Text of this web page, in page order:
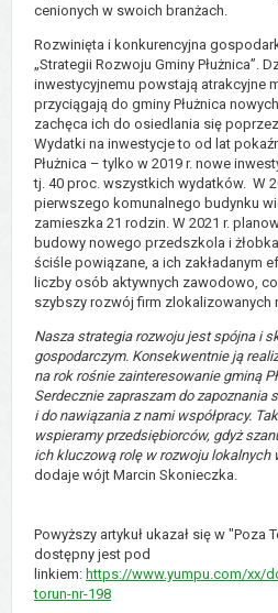
cenionych w swoich branżach.
Rozwinięta i konkurencyjna
„Strategii Rozwoju Gminy Płużnica”.
inwestycyjnemu powstają atrakcyjne
przyciągają do gminy Płużnica
zachęca ich do osiedlania się
Wydatki na inwestycje to od lat
Płużnica – tylko w 2019 r. nowe
tj. 40 proc. wszystkich wydatków. W
pierwszego komunalnego budynku
zamieszka 21 rodzin. W 2021 r.
budowy nowego przedszkola i
ściśle powiązane, a ich zakładanym
liczby osób aktywnych zawodowo,
szybszy rozwój firm zlokalizowanych
Nasza strategia rozwoju jest spójna i
gospodarczym. Konsekwentnie ją
na rok rośnie zainteresowanie gminą
Serdecznie zapraszam do zapoznania
i do nawiązania z nami współpracy.
wspieramy przedsiębiorców, gdyż
ich kluczową rolę w rozwoju lokalnych
dodaje wójt Marcin Skonieczka.
Powyższy artykuł ukazał się w "Poza
dostępny jest pod
linkiem: https://www.yumpu.com/xx/
torun-nr-198